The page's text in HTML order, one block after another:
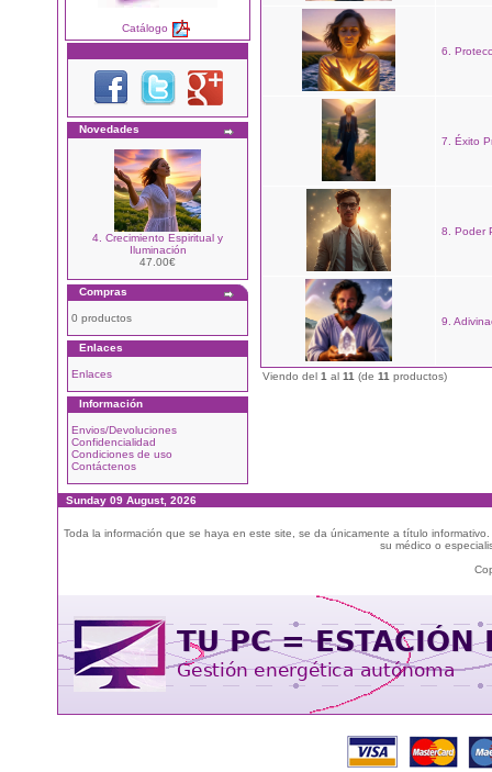
Catálogo
Novedades
4. Crecimiento Espiritual y
Iluminación
47.00€
Compras
0 productos
Enlaces
Enlaces
Información
Envios/Devoluciones
Confidencialidad
Condiciones de uso
Contáctenos
6.
7. Éxito
8. Poder
9.
Viendo del 1 al 11 (de 11 productos)
Sunday 09 August, 2026
Toda la información que se haya en este site, se da únicamente a título
su médico o